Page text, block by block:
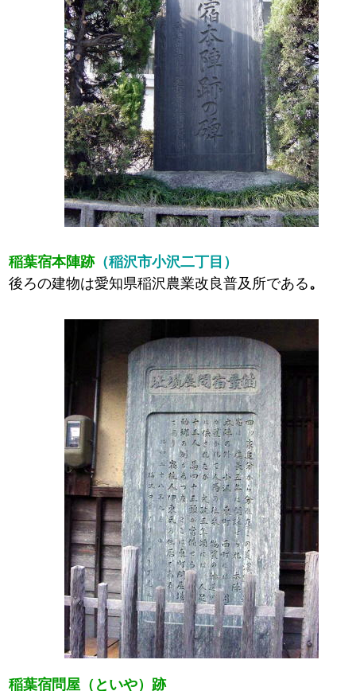
稲葉宿本陣跡（稲沢市小沢二丁目）
後ろの建物は愛知県稲沢農業改良普及所である。
稲葉宿問屋（といや）跡